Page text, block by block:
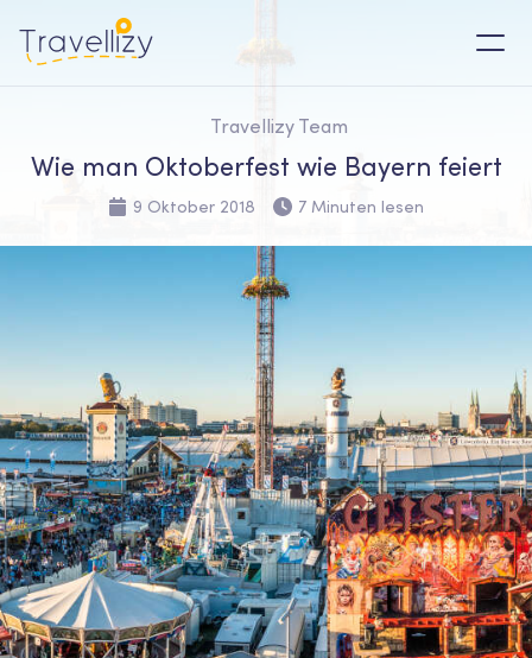
Travellizy Team
Wie man Oktoberfest wie Bayern feiert
9 Oktober 2018 7 Minuten lesen